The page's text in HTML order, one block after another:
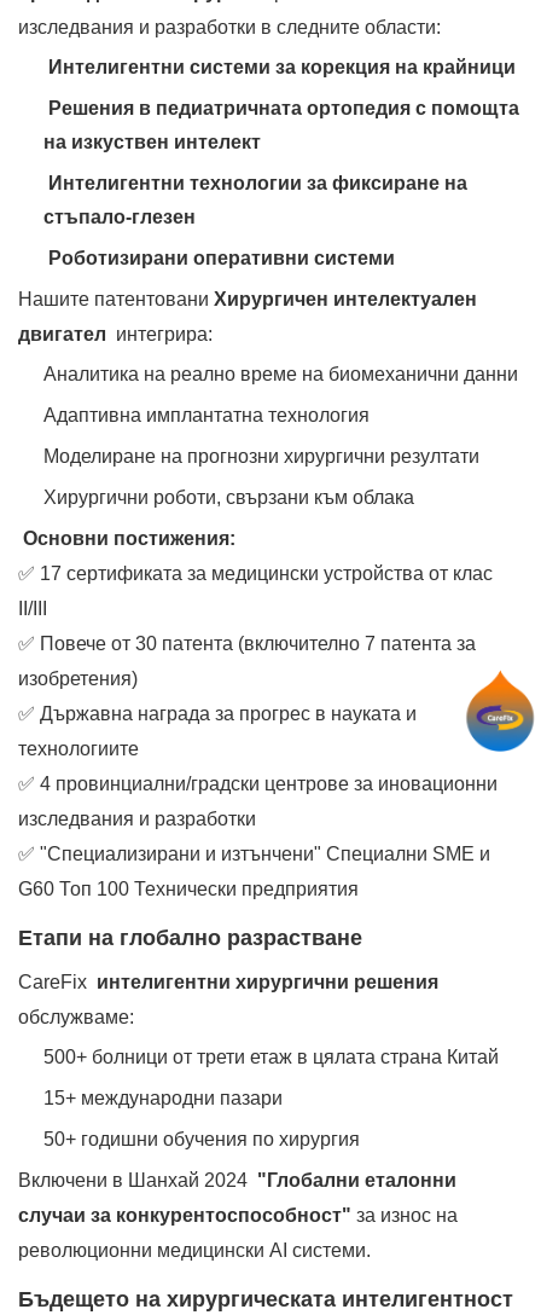
изследвания и разработки в следните области:
Интелигентни системи за корекция на крайници
Решения в педиатричната ортопедия с помощта
на изкуствен интелект
Интелигентни технологии за фиксиране на
стъпало-глезен
Роботизирани оперативни системи
Нашите патентовани Хирургичен интелектуален
двигател ‌ интегрира:
Аналитика на реално време на биомеханични данни
Адаптивна имплантатна технология
Моделиране на прогнозни хирургични резултати
Хирургични роботи, свързани към облака
Основни постижения:
✅ 17 сертификата за медицински устройства от клас
II/III
✅ Повече от 30 патента (включително 7 патента за
изобретения)
✅ Държавна награда за прогрес в науката и
технологиите
✅ 4 провинциални/градски центрове за иновационни
изследвания и разработки
✅ "Специализирани и изтънчени" Специални SME и
G60 Топ 100 Технически предприятия
Етапи на глобално разрастване
CareFix ‌ интелигентни хирургични решения
обслужваме:
500+ болници от трети етаж в цялата страна Китай
15+ международни пазари
50+ годишни обучения по хирургия
Включени в Шанхай 2024 ‌ "Глобални еталонни
случаи за конкурентоспособност" за износ на
революционни медицински AI системи.
Бъдещето на хирургическата интелигентност